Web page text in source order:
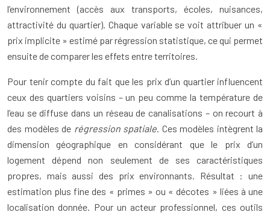
l’environnement (accès aux transports, écoles, nuisances,
attractivité du quartier). Chaque variable se voit attribuer un «
prix implicite » estimé par régression statistique, ce qui permet
ensuite de comparer les effets entre territoires.
Pour tenir compte du fait que les prix d’un quartier influencent
ceux des quartiers voisins – un peu comme la température de
l’eau se diffuse dans un réseau de canalisations – on recourt à
des modèles de régression spatiale. Ces modèles intègrent la
dimension géographique en considérant que le prix d’un
logement dépend non seulement de ses caractéristiques
propres, mais aussi des prix environnants. Résultat : une
estimation plus fine des « primes » ou « décotes » liées à une
localisation donnée. Pour un acteur professionnel, ces outils